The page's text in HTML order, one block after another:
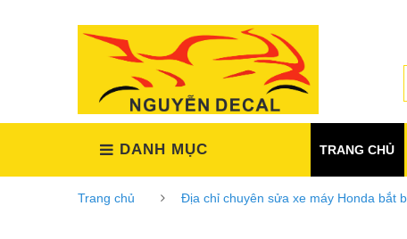
DANH MỤC TRANG CHỦ
Trang chủ Địa chỉ chuyên sửa xe máy Honda bắt